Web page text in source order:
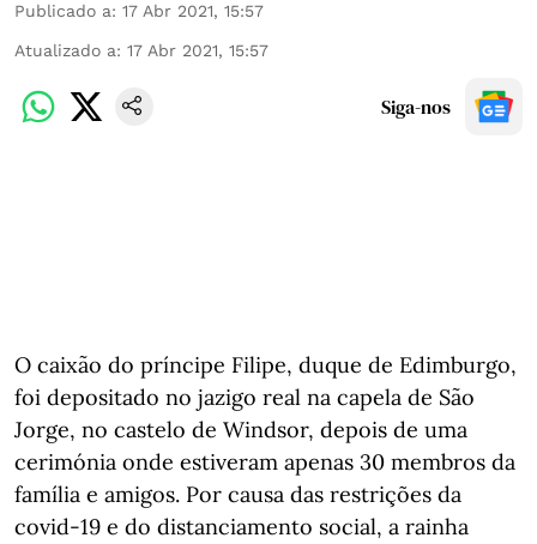
Publicado a: 17 Abr 2021, 15:57
Atualizado a: 17 Abr 2021, 15:57
Siga-nos
O caixão do príncipe Filipe, duque de Edimburgo,
foi depositado no jazigo real na capela de São
Jorge, no castelo de Windsor, depois de uma
cerimónia onde estiveram apenas 30 membros da
família e amigos. Por causa das restrições da
covid-19 e do distanciamento social, a rainha